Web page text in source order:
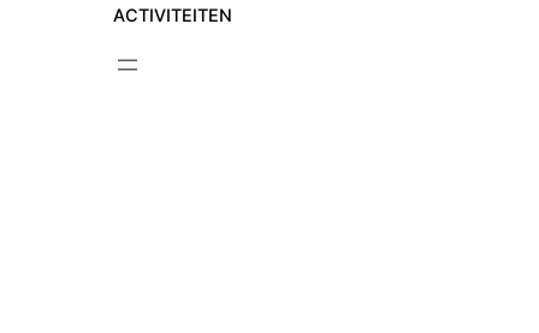
ACTIVITEITEN